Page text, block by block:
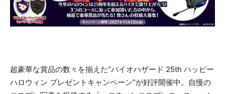
超豪華な賞品の数々を揃えた“バイオハザード 25th ハッピー
ハロウィン プレゼントキャンペーン”が好評開催中。自慢の